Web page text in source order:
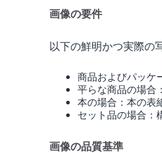
画像の要件
以下の鮮明かつ実際の
商品およびパッケ
平らな商品の場合
本の場合：本の表
セット品の場合：
画像の品質基準